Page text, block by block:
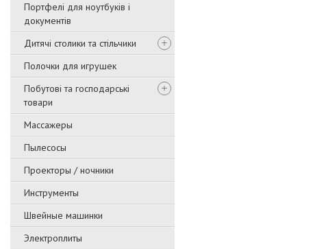
Портфелі для ноутбуків і
документів
Дитячі столики та стільчики
Полочки для игрушек
Побутові та господарські
товари
Массажеры
Пылесосы
Проекторы / ночники
Инструменты
Швейные машинки
Электроплиты